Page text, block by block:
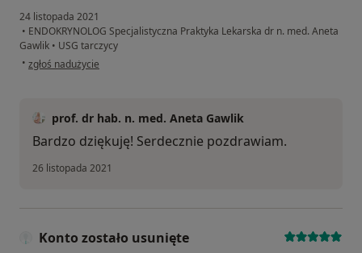
24 listopada 2021
• ENDOKRYNOLOG Specjalistyczna Praktyka Lekarska dr n. med. Aneta
Gawlik • USG tarczycy
• w opinii użytkownika Anna
zgłoś nadużycie
prof. dr hab. n. med. Aneta Gawlik
Bardzo dziękuję! Serdecznie pozdrawiam.
26 listopada 2021
Konto zostało usunięte